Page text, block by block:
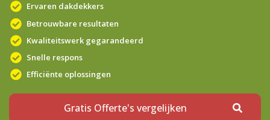
Ervaren dakdekkers
Betrouwbare resultaten
Kwaliteitswerk gegarandeerd
Snelle respons
Efficiënte oplossingen
Gratis Offerte's vergelijken